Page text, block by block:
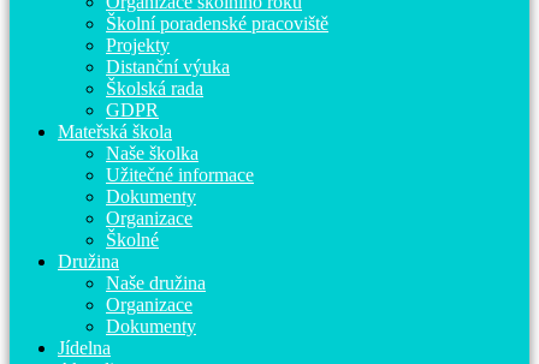
Školní poradenské pracoviště
Projekty
Distanční výuka
Školská rada
GDPR
Mateřská škola
Naše školka
Užitečné informace
Dokumenty
Organizace
Školné
Družina
Naše družina
Organizace
Dokumenty
Jídelna